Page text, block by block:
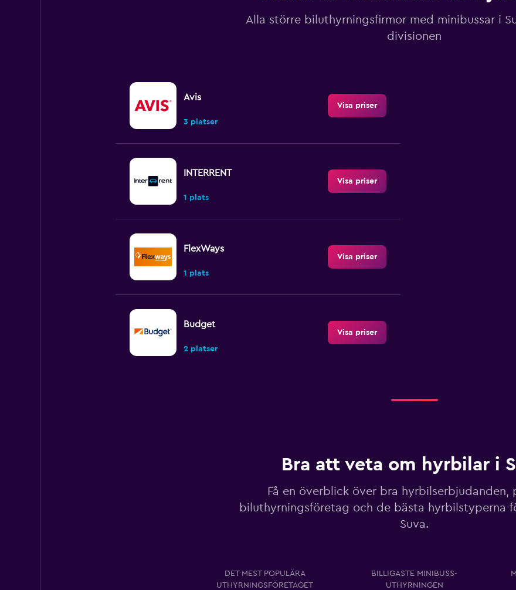
Alla större biluthyrningsfirmor med minibussar i
divisionen
Avis
3 platser
Visa priser
INTERRENT
1 plats
Visa priser
FlexWays
1 plats
Visa priser
Budget
2 platser
Visa priser
Bra att veta om hyrbilar i
Få en överblick över bra hyrbilserbjudanden,
biluthyrningsföretag och de bästa hyrbilstyperna
Suva.
DET MEST POPULÄRA
UTHYRNINGSFÖRETAGET
BILLIGASTE MINIBUSS-
UTHYRNINGEN